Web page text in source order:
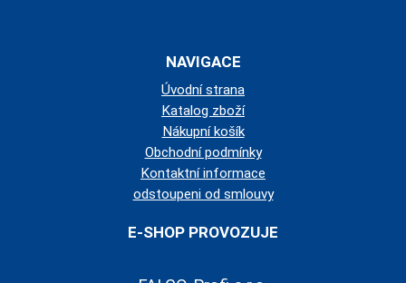
NAVIGACE
Úvodní strana
Katalog zboží
Nákupní košík
Obchodní podmínky
Kontaktní informace
odstoupeni od smlouvy
E-SHOP PROVOZUJE